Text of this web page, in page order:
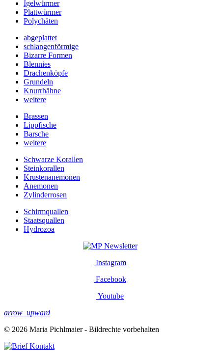
Igelwürmer
Plattwürmer
Polychäten
abgeplattet
schlangenförmige
Bizarre Formen
Blennies
Drachenköpfe
Grundeln
Knurrhähne
weitere
Brassen
Lippfische
Barsche
weitere
Schwarze Korallen
Steinkorallen
Krustenanemonen
Anemonen
Zylinderrosen
Schirmquallen
Staatsquallen
Hydrozoa
Newsletter
Instagram
Facebook
Youtube
arrow_upward
© 2026 Maria Pichlmaier - Bildrechte vorbehalten
Kontakt